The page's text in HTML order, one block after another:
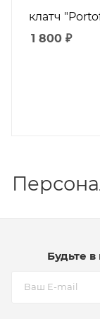
клатч
1 800 ₽
Будьте